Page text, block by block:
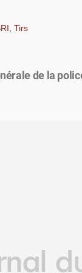
Tirs
de la